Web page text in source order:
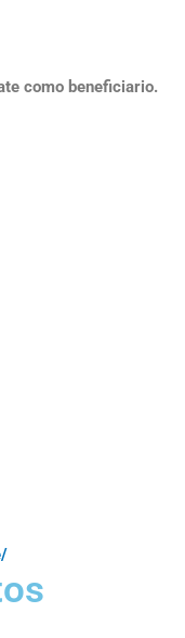
como beneficiario.